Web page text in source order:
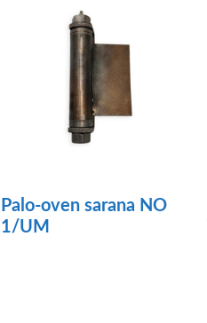
Palo-oven sarana NO
1/UM